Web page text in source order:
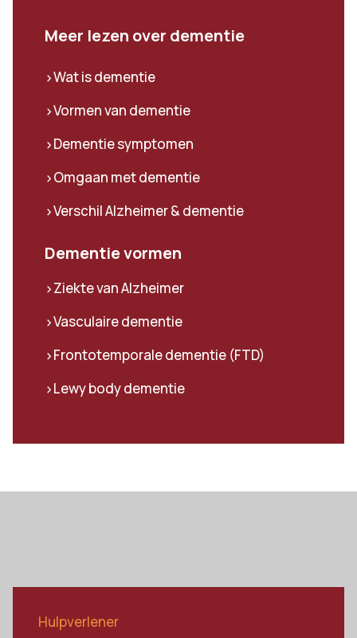
Meer lezen over dementie
>Wat is dementie
>Vormen van dementie
>Dementie symptomen
>Omgaan met dementie
>Verschil Alzheimer & dementie
Dementie vormen
>Ziekte van Alzheimer
>Vasculaire dementie
>Frontotemporale dementie (FTD)
>Lewy body dementie
Hulpverlener